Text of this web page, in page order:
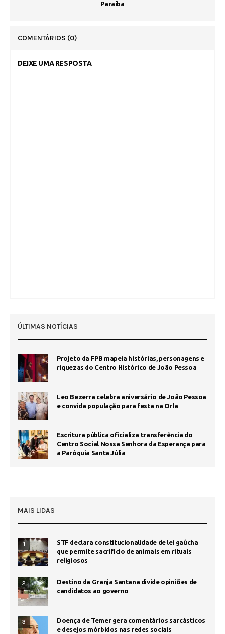
Paraíba
COMENTÁRIOS (0)
DEIXE UMA RESPOSTA
ÚLTIMAS NOTÍCIAS
Projeto da FPB mapeia histórias, personagens e
riquezas do Centro Histórico de João Pessoa
Leo Bezerra celebra aniversário de João Pessoa
e convida população para festa na Orla
Escritura pública oficializa transferência do
Centro Social Nossa Senhora da Esperança para
a Paróquia Santa Júlia
MAIS LIDAS
1
STF declara constitucionalidade de lei gaúcha
que permite sacrifício de animais em rituais
religiosos
2
Destino da Granja Santana divide opiniões de
candidatos ao governo
3
Doença de Temer gera comentários sarcásticos
e desejos mórbidos nas redes sociais